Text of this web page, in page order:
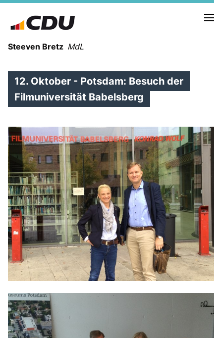
Steeven Bretz MdL
WAHLKREISBESUCHE
PRESSEFOTOS
MEIN BÜRGERBÜRO
MEIN WAHLKREIS
ZIELE
Redebeiträge
Anträge CDU
Kleine Anfragen
CDU Deutschland
CDU Brandenburg
12. Oktober - Potsdam: Besuch der
Filmuniversität Babelsberg